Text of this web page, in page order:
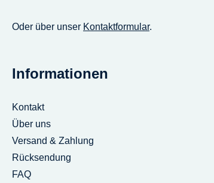
Oder über unser Kontaktformular.
Informationen
Kontakt
Über uns
Versand & Zahlung
Rücksendung
FAQ